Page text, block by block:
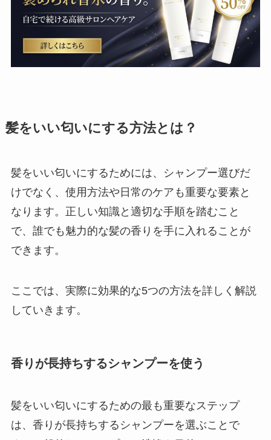
髪をいい匂いにする方法とは？
髪をいい匂いにするためには、シャンプー選びだ
けでなく、使用方法や日常のケアも重要な要素と
なります。正しい知識と適切な手順を踏むこと
で、誰でも魅力的な髪の香りを手に入れることが
できます。
ここでは、実際に効果的な5つの方法を詳しく解説
していきます。
香りが長持ちするシャンプーを使う
髪をいい匂いにするための最も重要なステップ
は、香りが長持ちするシャンプーを選ぶことで